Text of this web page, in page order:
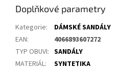
Doplňkové parametry
Kategorie:
DÁMSKÉ SANDÁLY
EAN:
4066893607272
TYP OBUVI: SANDÁLY
MATERIÁL:
SYNTETIKA